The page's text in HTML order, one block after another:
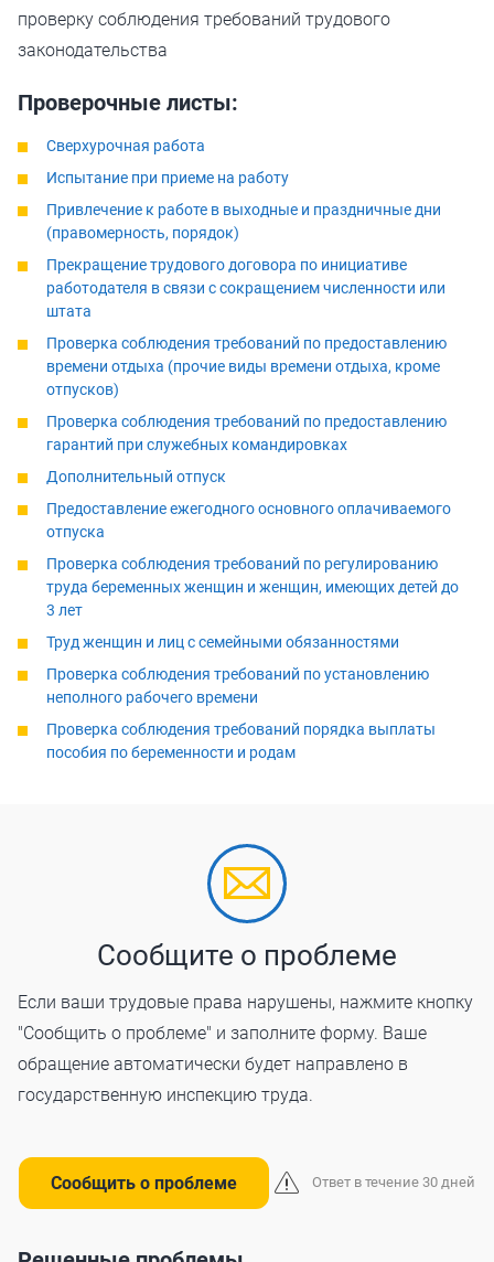
проверку соблюдения требований трудового
законодательства
Проверочные листы:
Сверхурочная работа
Испытание при приеме на работу
Привлечение к работе в выходные и праздничные дни
(правомерность, порядок)
Прекращение трудового договора по инициативе
работодателя в связи с сокращением численности или
штата
Проверка соблюдения требований по предоставлению
времени отдыха (прочие виды времени отдыха, кроме
отпусков)
Проверка соблюдения требований по предоставлению
гарантий при служебных командировках
Дополнительный отпуск
Предоставление ежегодного основного оплачиваемого
отпуска
Проверка соблюдения требований по регулированию
труда беременных женщин и женщин, имеющих детей до
3 лет
Труд женщин и лиц с семейными обязанностями
Проверка соблюдения требований по установлению
неполного рабочего времени
Проверка соблюдения требований порядка выплаты
пособия по беременности и родам
Сообщите о проблеме
Если ваши трудовые права нарушены, нажмите кнопку
"Сообщить о проблеме" и заполните форму. Ваше
обращение автоматически будет направлено в
государственную инспекцию труда.
Сообщить о проблеме Ответ в течение 30 дней